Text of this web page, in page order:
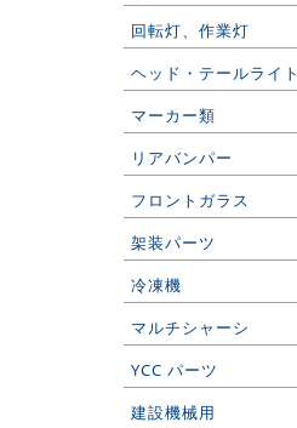
回転灯、作業灯
ヘッド・テールライト
マーカー類
リアバンパー
フロントガラス
架装パーツ
冷凍機
マルチシャーシ
YCC パーツ
建設機械用